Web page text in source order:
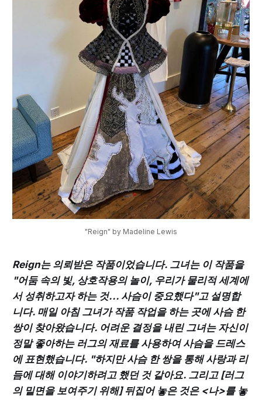
"Reign" by Madeline Lewis
Reign는 의뢰받은 작품이었습니다. 그녀는 이 작품을
"어둠 속의 빛, 상호작용의 놀이, 우리가 물리적 세계에
서 성취하고자 하는 것... 사슴이 중요했다"고 설명합
니다. 매일 아침 그녀가 작품 작업을 하는 곳에 사슴 한
쌍이 찾아왔습니다. 어려운 결정을 내린 그녀는 자신이
정말 좋아하는 러그의 재료를 사용하여 사슴을 드레스
에 표현했습니다. "하지만 사슴 한 쌍을 통해 사랑과 리
듬에 대해 이야기하려고 했던 것 같아요. 그리고 [러그
의 밑면을 보여주기 위해] 뒤집어 놓은 것은 <나>를 놓